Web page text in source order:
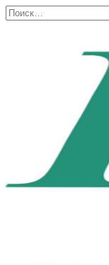
Перейти
к
Search
for: